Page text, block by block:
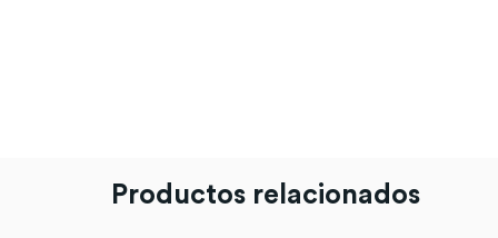
Productos relacionados